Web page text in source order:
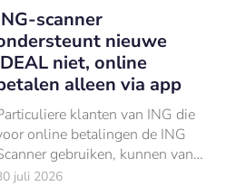
scanner
nieuwe
niet, online
alleen via app
klanten van ING die
online betalingen de ING
gebruiken, kunnen vanaf
niet langer op deze
juli 2026